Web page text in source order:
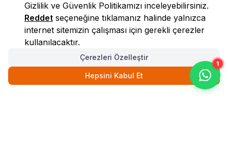
1
LokmanAVM
Gizlilik ve Güvenlik Politikamızı inceleyebilirsiniz.
Reddet seçeneğine tıklamanız halinde yalnızca
internet sitemizin çalışması için gerekli çerezler
kullanılacaktır.
Çerezleri Özelleştir
Hepsini Kabul Et